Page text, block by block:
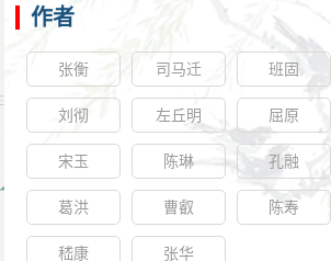
作者
张衡 司马迁 班固
刘彻 左丘明 屈原
宋玉 陈琳 孔融
葛洪 曹叡 陈寿
嵇康 张华